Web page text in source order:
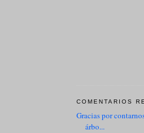
COMENTARIOS
Gracias por
árbo...